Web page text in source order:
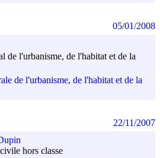
de l'urbanisme, de l'habitat et de la
de l'urbanisme, de l'habitat et de la
05/01/2008
hors classe
22/11/2007